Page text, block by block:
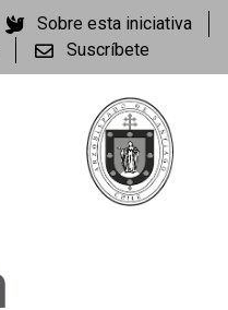
Sobre esta iniciativa
Suscríbete